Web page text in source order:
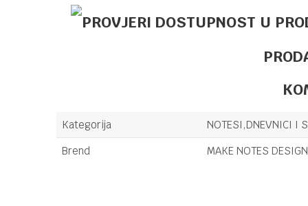
Kategorija
NOTESI,DNEVNICI I
Brend
MAKE NOTES